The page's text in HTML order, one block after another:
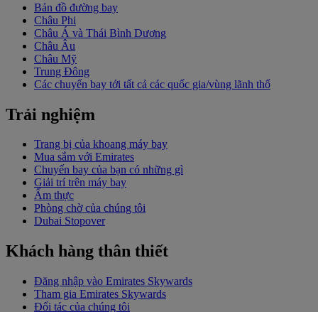
Bản đồ đường bay
Châu Phi
Châu Á và Thái Bình Dương
Châu Âu
Châu Mỹ
Trung Đông
Các chuyến bay tới tất cả các quốc gia/vùng lãnh thổ
Trải nghiệm
Trang bị của khoang máy bay
Mua sắm với Emirates
Chuyến bay của bạn có những gì
Giải trí trên máy bay
Ẩm thực
Phòng chờ của chúng tôi
Dubai Stopover
Khách hàng thân thiết
Đăng nhập vào Emirates Skywards
Tham gia Emirates Skywards
Đối tác của chúng tôi